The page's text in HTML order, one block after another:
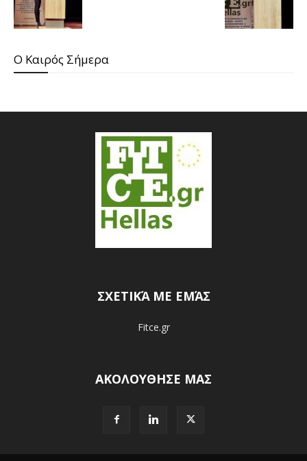
O Καιρός Σήμερα
ΣΧΕΤΙΚΆ ΜΕ ΕΜΆΣ
Fitce.gr
ΑΚΟΛΟΥΘΗΣΕ ΜΑΣ